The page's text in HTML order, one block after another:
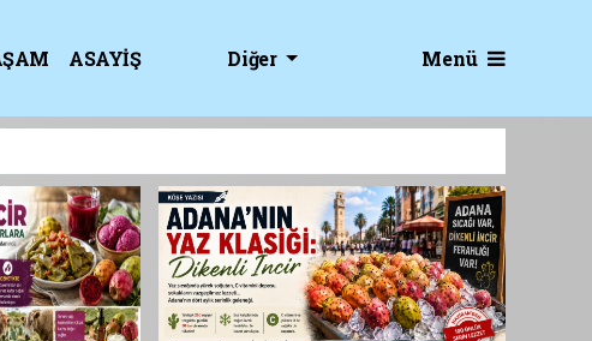
ASAYİŞ
Diğer Menü